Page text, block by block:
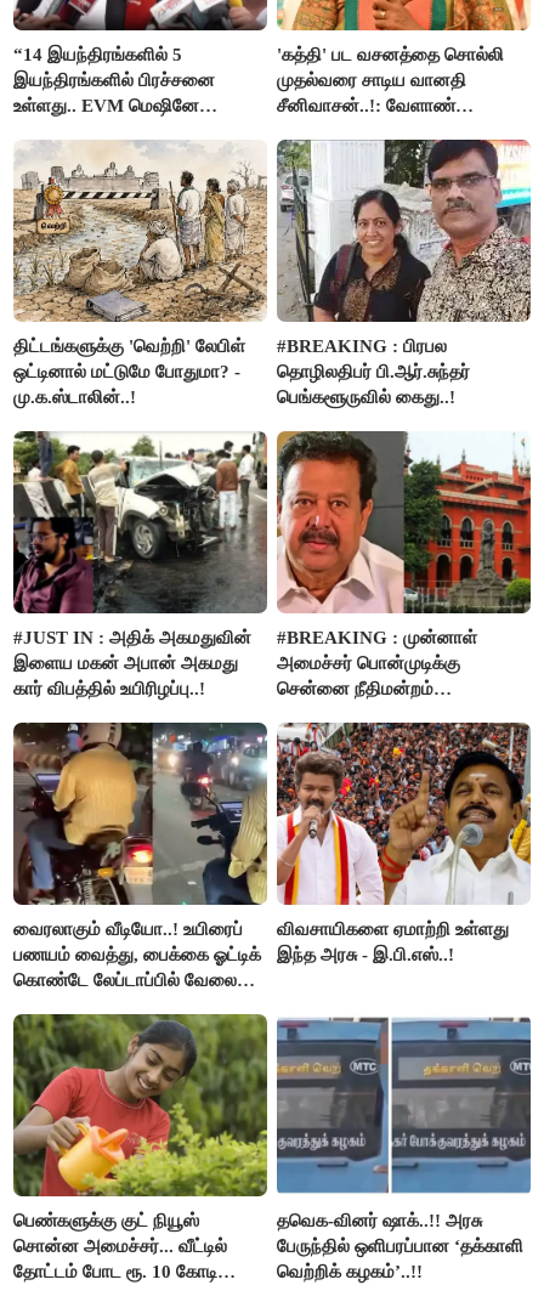
“14 இயந்திரங்களில் 5
இயந்திரங்களில் பிரச்சனை
உள்ளது.. EVM மெஷினே
இளங்கோ
'கத்தி' பட வசனத்தை சொல்லி
முதல்வரை சாடிய வானதி
சீனிவாசன்..!: வேளாண்
எதிர்ப்பு!
திட்டங்களுக்கு 'வெற்றி' லேபிள்
ஒட்டினால் மட்டுமே போதுமா? -
மு.க.ஸ்டாலின்..!
#BREAKING : பிரபல
தொழிலதிபர் பி.ஆர்.சுந்தர்
பெங்களூருவில் கைது..!
#JUST IN : அதிக் அகமதுவின்
இளைய மகன் அபான் அகமது
கார் விபத்தில் உயிரிழப்பு..!
#BREAKING : முன்னாள்
அமைச்சர் பொன்முடிக்கு
சென்னை நீதிமன்றம்
வைரலாகும் வீடியோ..! உயிரைப்
பணயம் வைத்து, பைக்கை ஓட்டிக்
கொண்டே லேப்டாப்பில் வேலை
விவசாயிகளை ஏமாற்றி உள்ளது
இந்த அரசு - இ.பி.எஸ்..!
பெண்களுக்கு குட் நியூஸ்
சொன்ன அமைச்சர்... வீட்டில்
தோட்டம் போட ரூ. 10 கோடி
தவெக-வினர் ஷாக்..!! அரசு
பேருந்தில் ஒளிபரப்பான ‘தக்காளி
வெற்றிக் கழகம்’..!!